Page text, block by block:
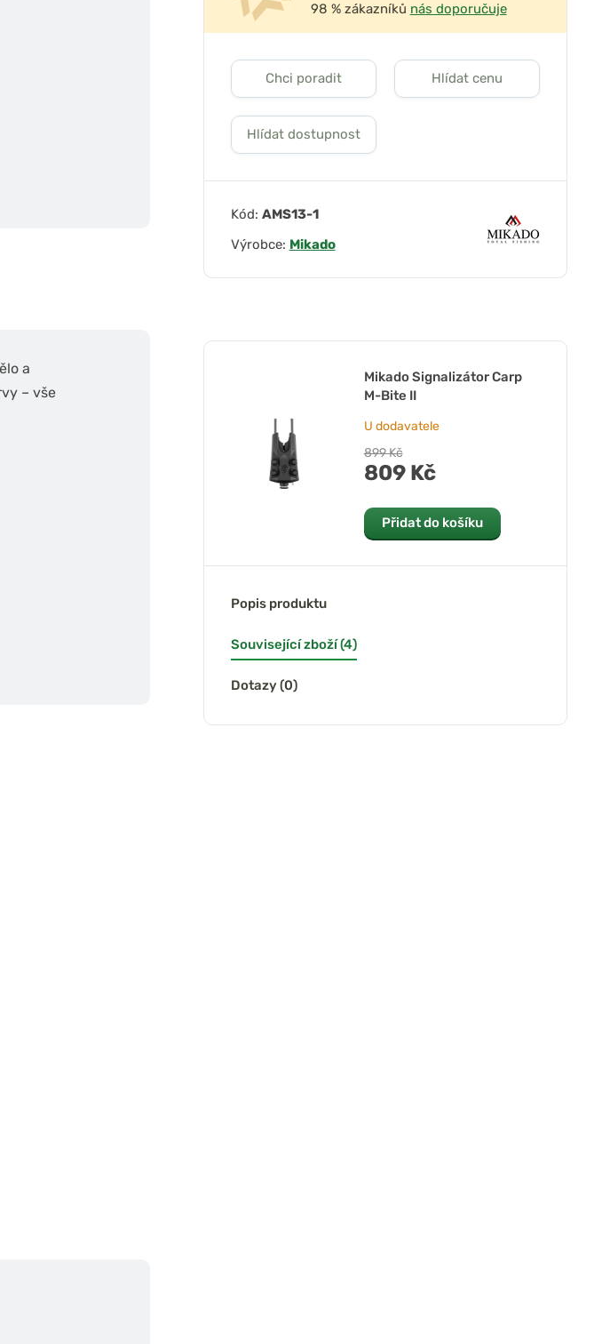
a
– vše
98 % zákazníků nás doporučuje
Chci poradit Hlídat cenu
Hlídat dostupnost
Kód: AMS13-1
Výrobce: Mikado
Mikado Signalizátor Carp
M-Bite II
U dodavatele
899 Kč
809 Kč
Přidat do košíku
Popis produktu
Související zboží (4)
Dotazy (0)